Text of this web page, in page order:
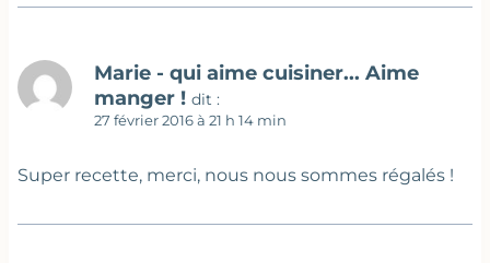
Marie - qui aime cuisiner... Aime
manger ! dit :
27 février 2016 à 21 h 14 min
Super recette, merci, nous nous sommes régalés !